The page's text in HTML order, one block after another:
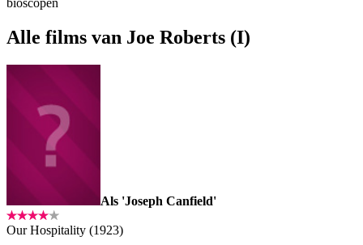
bioscopen
Alle films van Joe Roberts (I)
Als 'Joseph Canfield'
Our Hospitality (1923)